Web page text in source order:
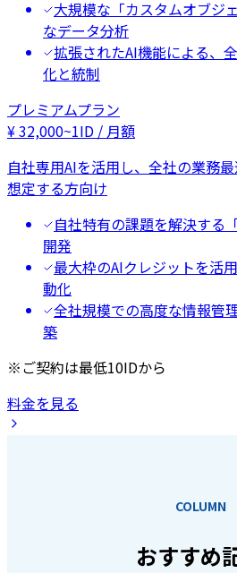
大規模な「カスタムオブジ
なデータ分析
拡張されたAI機能による、
化と統制
プレミアムプラン
¥32,000~1ID / 月額
自社専用AIを活用し、全社の業務
想定する方向け
自社特有の課題を解決する
開発
最大枠のAIクレジットを活
動化
全社規模での高度な情報管
築
※ご契約は最低10IDから
料金を見る
COLUMN
おすすめ